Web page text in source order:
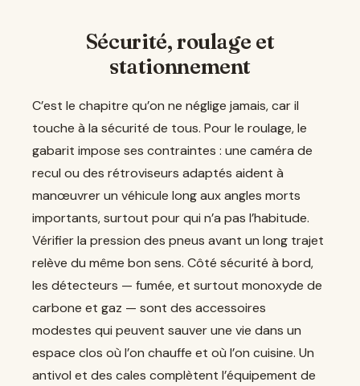
Sécurité, roulage et
stationnement
C’est le chapitre qu’on ne néglige jamais, car il
touche à la sécurité de tous. Pour le roulage, le
gabarit impose ses contraintes : une caméra de
recul ou des rétroviseurs adaptés aident à
manœuvrer un véhicule long aux angles morts
importants, surtout pour qui n’a pas l’habitude.
Vérifier la pression des pneus avant un long trajet
relève du même bon sens. Côté sécurité à bord,
les détecteurs — fumée, et surtout monoxyde de
carbone et gaz — sont des accessoires
modestes qui peuvent sauver une vie dans un
espace clos où l’on chauffe et où l’on cuisine. Un
antivol et des cales complètent l’équipement de